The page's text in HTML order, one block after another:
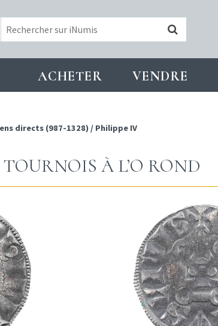
ACHETER VENDRE
directs (987-1328) / Philippe IV
À L’O ROND